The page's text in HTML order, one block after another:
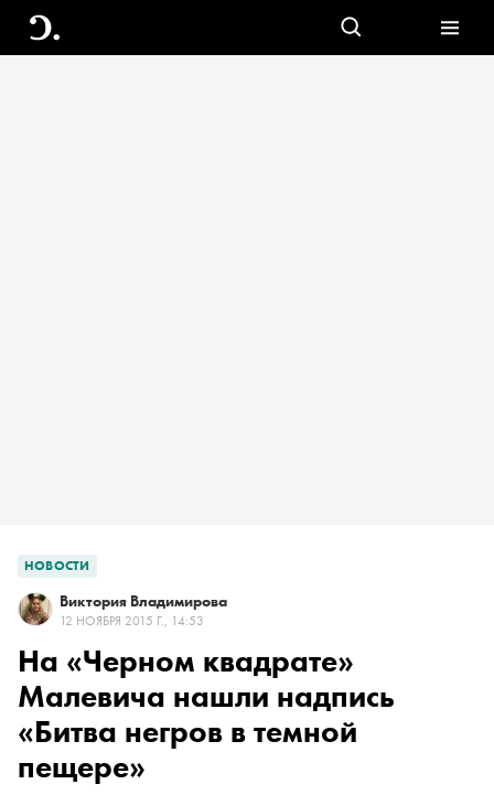
НОВОСТИ
Виктория Владимирова
12 НОЯБРЯ 2015 Г., 14:53
На «Черном квадрате»
Малевича нашли надпись
«Битва негров в темной
пещере»